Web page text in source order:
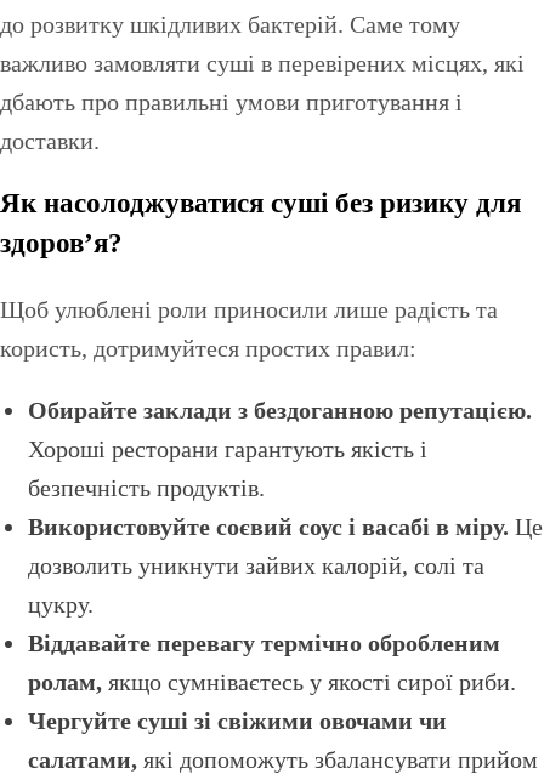
до розвитку шкідливих бактерій. Саме тому
важливо замовляти суші в перевірених місцях, які
дбають про правильні умови приготування і
доставки.
Як насолоджуватися суші без ризику для
здоров’я?
Щоб улюблені роли приносили лише радість та
користь, дотримуйтеся простих правил:
Обирайте заклади з бездоганною репутацією.
Хороші ресторани гарантують якість і
безпечність продуктів.
Використовуйте соєвий соус і васабі в міру. Це
дозволить уникнути зайвих калорій, солі та
цукру.
Віддавайте перевагу термічно обробленим
ролам,якщо сумніваєтесь у якості сирої риби.
Чергуйте суші зі свіжими овочами чи
салатами,які допоможуть збалансувати прийом